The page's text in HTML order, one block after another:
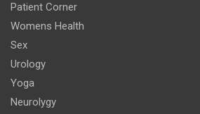
Patient Corner
Womens Health
Sex
Urology
Yoga
Neurolygy